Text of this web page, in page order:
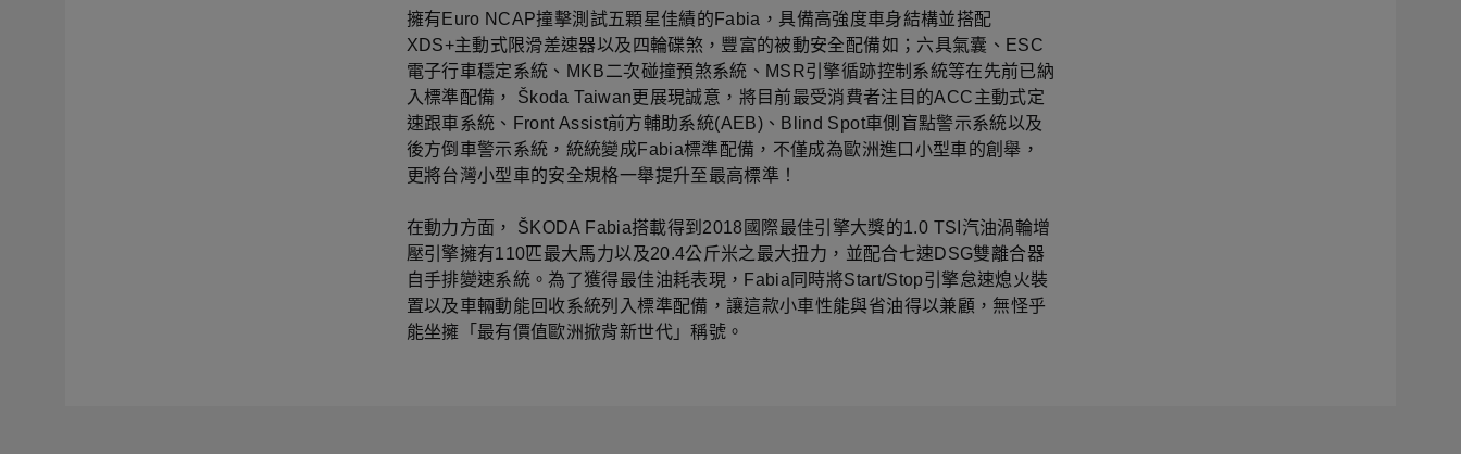
擁有Euro NCAP撞擊測試五顆星佳績的Fabia，具備高強度車身結構並搭配
XDS+主動式限滑差速器以及四輪碟煞，豐富的被動安全配備如；六具氣囊、ESC
電子行車穩定系統、MKB二次碰撞預煞系統、MSR引擎循跡控制系統等在先前已納
入標準配備， Škoda Taiwan更展現誠意，將目前最受消費者注目的ACC主動式定
速跟車系統、Front Assist前方輔助系統(AEB)、Blind Spot車側盲點警示系統以及
後方倒車警示系統，統統變成Fabia標準配備，不僅成為歐洲進口小型車的創舉，
更將台灣小型車的安全規格一舉提升至最高標準！
在動力方面， ŠKODA Fabia搭載得到2018國際最佳引擎大獎的1.0 TSI汽油渦輪增
壓引擎擁有110匹最大馬力以及20.4公斤米之最大扭力，並配合七速DSG雙離合器
自手排變速系統。為了獲得最佳油耗表現，Fabia同時將Start/Stop引擎怠速熄火裝
置以及車輛動能回收系統列入標準配備，讓這款小車性能與省油得以兼顧，無怪乎
能坐擁「最有價值歐洲掀背新世代」稱號。